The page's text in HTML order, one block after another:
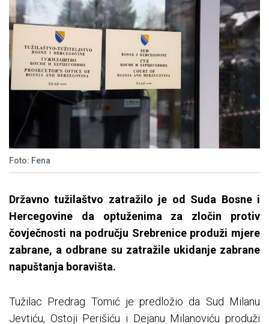
Foto: Fena
Državno tužilaštvo zatražilo je od Suda Bosne i
Hercegovine da optuženima za zločin protiv
čovječnosti na području Srebrenice produži mjere
zabrane, a odbrane su zatražile ukidanje zabrane
napuštanja boravišta.
Tužilac Predrag Tomić je predložio da Sud Milanu
Jevtiću, Ostoji Perišiću i Dejanu Milanoviću produži